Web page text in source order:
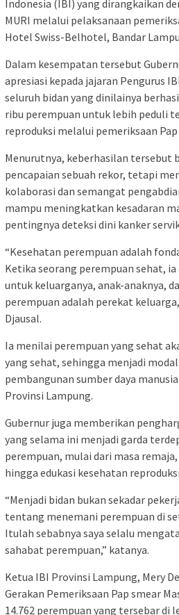
Indonesia (IBI) yang dirangkaikan
MURI melalui pelaksanaan
Hotel Swiss-Belhotel, Bandar
Dalam kesempatan tersebut
apresiasi kepada jajaran Pengurus
seluruh bidan yang dinilainya
ribu perempuan untuk lebih peduli
reproduksi melalui pemeriksaan Pap
Menurutnya, keberhasilan tersebut
pencapaian sebuah rekor, tetapi
kolaborasi dan semangat
mampu meningkatkan kesadaran
pentingnya deteksi dini kanker
“Kesehatan perempuan adalah
Ketika seorang perempuan sehat,
untuk keluarganya, anak-anaknya,
perempuan adalah perekat
Djausal.
Ia menilai perempuan yang sehat
yang sehat, sehingga menjadi
pembangunan sumber daya
Provinsi Lampung.
Gubernur juga memberikan
yang selama ini menjadi garda
perempuan, mulai dari masa
hingga edukasi kesehatan
“Menjadi bidan bukan sekadar
tentang menemani perempuan di
Itulah sebabnya saya selalu
sahabat perempuan,” katanya.
Ketua IBI Provinsi Lampung, Mery
Gerakan Pemeriksaan Pap smear
14.762 perempuan yang tersebar di